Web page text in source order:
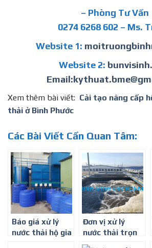
– Phòng Tư Vấn
0274 6268 602 – Ms.
Website 1:
Website 2:
Xem thêm bài viết: Cải tạo nâng cấp
thải ở Bình Phước
Các Bài Viết Cần Quan Tâm:
Báo giá xử lý
nước thải hộ gia
Đơn vị xử lý
nước thải trọn
gói ở Thành phố